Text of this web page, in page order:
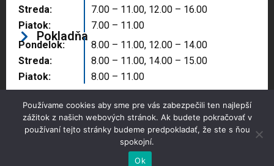
Streda:
Piatok:
7.00 – 11.00, 12.00 – 16.00
7.00 – 11.00
Pokladňa
Pondelok:
Streda:
Piatok:
8.00 – 11.00, 12.00 – 14.00
8.00 – 11.00, 14.00 – 15.00
8.00 – 11.00
Copyright © 2025 Správa majetku mesta, n.o.,
Partizánske
Používame cookies aby sme pre vás zabezpečili ten najlepší
zážitok z našich webových stránok. Ak budete pokračovať v
používaní tejto stránky budeme predpokladať, že ste s ňou
spokojní.
Ok